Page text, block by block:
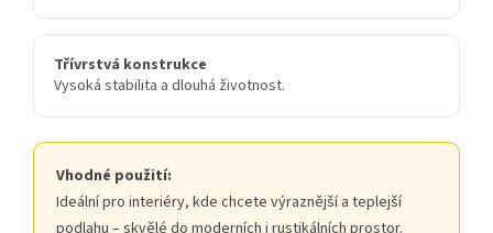
Třívrstvá konstrukce
Vysoká stabilita a dlouhá životnost.
Vhodné použití:
Ideální pro interiéry, kde chcete výraznější a teplejší